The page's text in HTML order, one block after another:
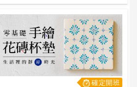
確定開班